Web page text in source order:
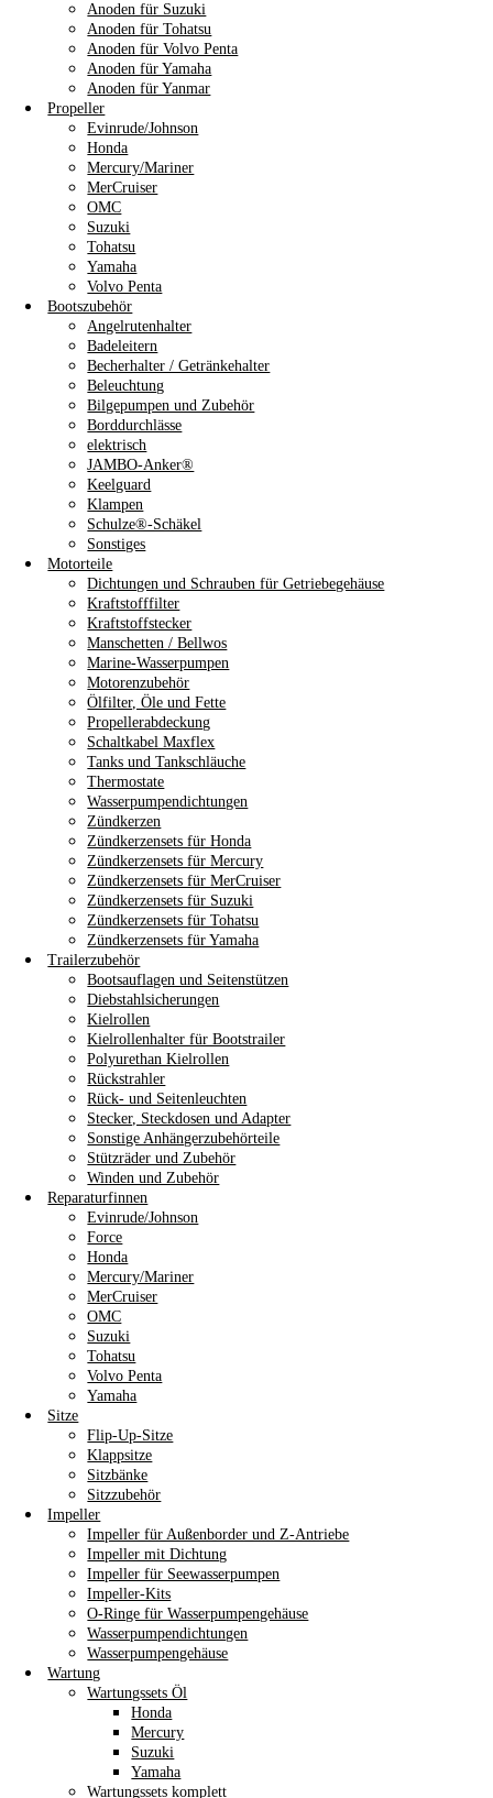
Anoden für Suzuki
Anoden für Tohatsu
Anoden für Volvo Penta
Anoden für Yamaha
Anoden für Yanmar
Propeller
Evinrude/Johnson
Honda
Mercury/Mariner
MerCruiser
OMC
Suzuki
Tohatsu
Yamaha
Volvo Penta
Bootszubehör
Angelrutenhalter
Badeleitern
Becherhalter / Getränkehalter
Beleuchtung
Bilgepumpen und Zubehör
Borddurchlässe
elektrisch
JAMBO-Anker®
Keelguard
Klampen
Schulze®-Schäkel
Sonstiges
Motorteile
Dichtungen und Schrauben für Getriebegehäuse
Kraftstofffilter
Kraftstoffstecker
Manschetten / Bellwos
Marine-Wasserpumpen
Motorenzubehör
Ölfilter, Öle und Fette
Propellerabdeckung
Schaltkabel Maxflex
Tanks und Tankschläuche
Thermostate
Wasserpumpendichtungen
Zündkerzen
Zündkerzensets für Honda
Zündkerzensets für Mercury
Zündkerzensets für MerCruiser
Zündkerzensets für Suzuki
Zündkerzensets für Tohatsu
Zündkerzensets für Yamaha
Trailerzubehör
Bootsauflagen und Seitenstützen
Diebstahlsicherungen
Kielrollen
Kielrollenhalter für Bootstrailer
Polyurethan Kielrollen
Rückstrahler
Rück- und Seitenleuchten
Stecker, Steckdosen und Adapter
Sonstige Anhängerzubehörteile
Stützräder und Zubehör
Winden und Zubehör
Reparaturfinnen
Evinrude/Johnson
Force
Honda
Mercury/Mariner
MerCruiser
OMC
Suzuki
Tohatsu
Volvo Penta
Yamaha
Sitze
Flip-Up-Sitze
Klappsitze
Sitzbänke
Sitzzubehör
Impeller
Impeller für Außenborder und Z-Antriebe
Impeller mit Dichtung
Impeller für Seewasserpumpen
Impeller-Kits
O-Ringe für Wasserpumpengehäuse
Wasserpumpendichtungen
Wasserpumpengehäuse
Wartung
Wartungssets Öl
Honda
Mercury
Suzuki
Yamaha
Wartungssets komplett